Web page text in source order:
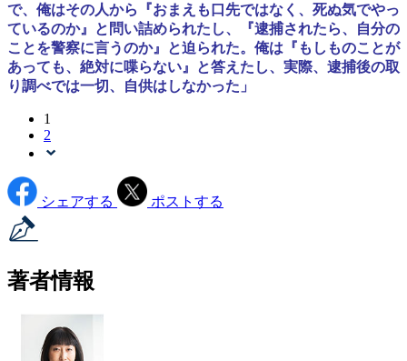
で、俺はその人から『おまえも口先ではなく、死ぬ気でやっ
ているのか』と問い詰められたし、『逮捕されたら、自分の
ことを警察に言うのか』と迫られた。俺は『もしものことが
あっても、絶対に喋らない』と答えたし、実際、逮捕後の取
り調べでは一切、自供はしなかった」
1
2
シェアする ポストする
著者情報